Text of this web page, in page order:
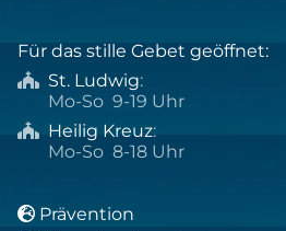
Für das stille Gebet geöffnet:
 St. Ludwig:
Mo-So 9-19 Uhr
 Heilig Kreuz:
Mo-So 8-18 Uhr
 Prävention